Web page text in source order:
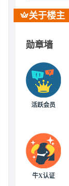
关于楼主
勋章墙
活跃会员
牛X认证